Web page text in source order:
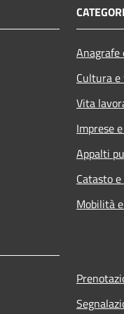
Cultura
Vita
Imprese
Appalti
Catasto
Mobilità